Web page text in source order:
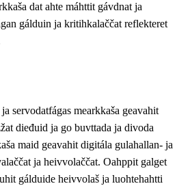
dat ahte máhttit gávdnat ja
gálduin ja kritihkalaččat reflekteret
servodatfágas mearkkaša geavahit
dieđuid ja go buvttada ja divoda
maid geavahit digitála gulahallan- ja
ja heivvolaččat. Oahppit galget
gálduide heivvolaš ja luohtehahtti